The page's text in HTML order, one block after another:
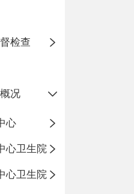
检查
况
心
心卫生院
心卫生院